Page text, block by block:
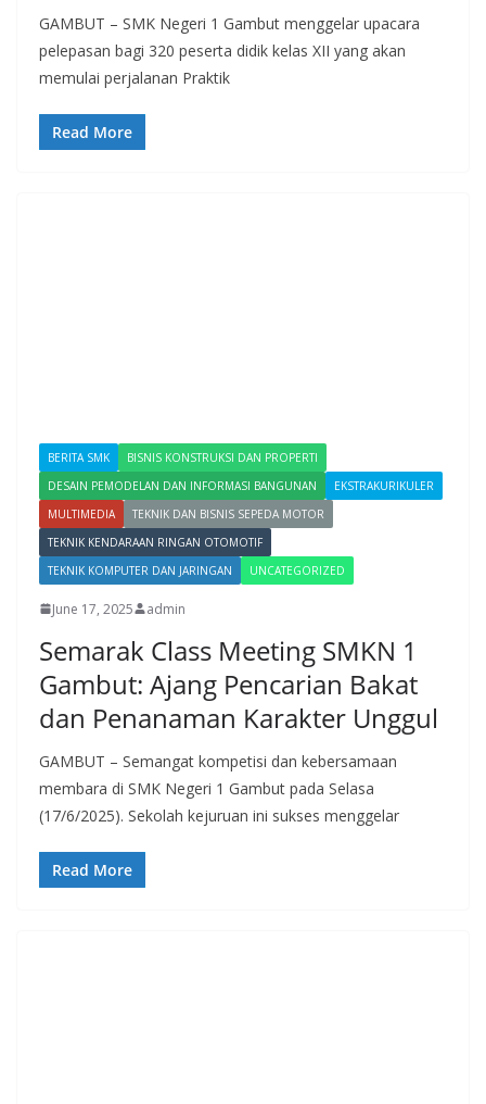
GAMBUT – SMK Negeri 1 Gambut menggelar upacara
pelepasan bagi 320 peserta didik kelas XII yang akan
memulai perjalanan Praktik
Read More
BERITA SMK
BISNIS KONSTRUKSI DAN PROPERTI
DESAIN PEMODELAN DAN INFORMASI BANGUNAN
EKSTRAKURIKULER
MULTIMEDIA
TEKNIK DAN BISNIS SEPEDA MOTOR
TEKNIK KENDARAAN RINGAN OTOMOTIF
TEKNIK KOMPUTER DAN JARINGAN
UNCATEGORIZED
June 17, 2025 admin
Semarak Class Meeting SMKN 1
Gambut: Ajang Pencarian Bakat
dan Penanaman Karakter Unggul
GAMBUT – Semangat kompetisi dan kebersamaan
membara di SMK Negeri 1 Gambut pada Selasa
(17/6/2025). Sekolah kejuruan ini sukses menggelar
Read More